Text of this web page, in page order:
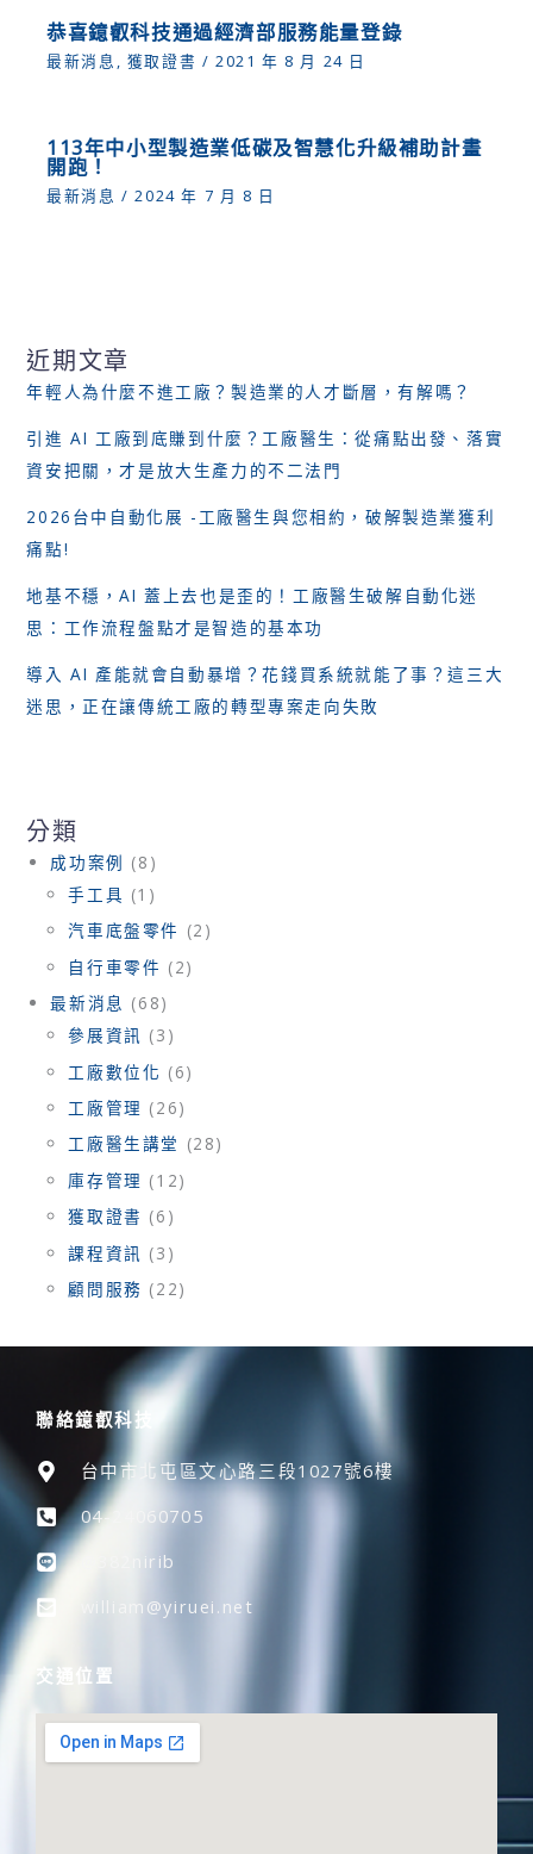
恭喜鐿叡科技通過經濟部服務能量登錄
最新消息 , 獲取證書 / 2021 年 8 月 24 日
113年中小型製造業低碳及智慧化升級補助計畫
開跑！
最新消息 /2024 年 7 月 8 日
近期文章
年輕人為什麼不進工廠？製造業的人才斷層，有解嗎？
引進 AI 工廠到底賺到什麼？工廠醫生：從痛點出發、落實
資安把關，才是放大生產力的不二法門
2026台中自動化展 -工廠醫生與您相約，破解製造業獲利
痛點!
地基不穩，AI 蓋上去也是歪的！工廠醫生破解自動化迷
思：工作流程盤點才是智造的基本功
導入 AI 產能就會自動暴增？花錢買系統就能了事？這三大
迷思，正在讓傳統工廠的轉型專案走向失敗
分類
成功案例 (8)
手工具 (1)
汽車底盤零件 (2)
自行車零件 (2)
最新消息 (68)
參展資訊 (3)
工廠數位化 (6)
工廠管理 (26)
工廠醫生講堂 (28)
庫存管理 (12)
獲取證書 (6)
課程資訊 (3)
顧問服務 (22)
聯絡鐿叡科技
台中市北屯區文心路三段1027號6樓
04-24060705
@382nirib
william@yiruei.net
交通位置